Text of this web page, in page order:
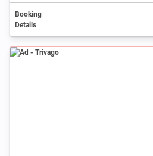
Booking
Details
Ad